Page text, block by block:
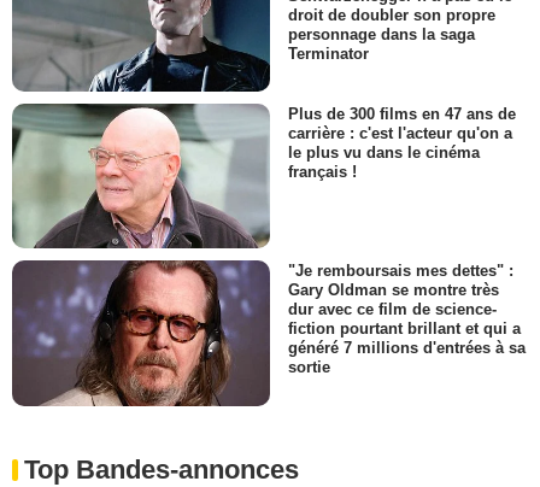
droit de doubler son propre
personnage dans la saga
Terminator
Plus de 300 films en 47 ans de
carrière : c'est l'acteur qu'on a
le plus vu dans le cinéma
français !
"Je remboursais mes dettes" :
Gary Oldman se montre très
dur avec ce film de science-
fiction pourtant brillant et qui a
généré 7 millions d'entrées à sa
sortie
Top Bandes-annonces